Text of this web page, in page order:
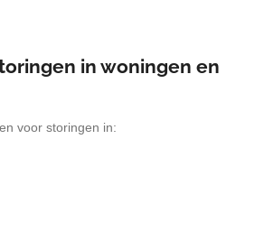
in woningen en
voor storingen in: